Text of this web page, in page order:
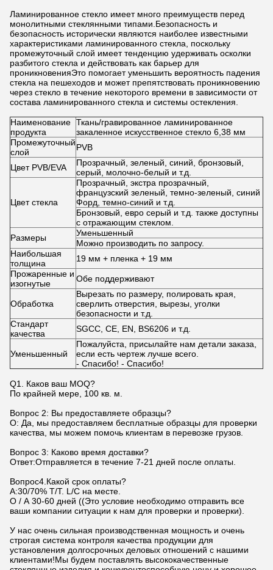
Ламинированное стекло имеет много преимуществ перед
монолитными стеклянными типами.Безопасность и
безопасность исторически являются наиболее известными
характеристиками ламинированного стекла, поскольку
промежуточный слой имеет тенденцию удерживать осколки
разбитого стекла и действовать как барьер для
проникновенияЭто помогает уменьшить вероятность падения
стекла на пешеходов и может препятствовать проникновению
через стекло в течение некоторого времени в зависимости от
состава ламинированного стекла и системы остекления.
Наименование
продукта
Ткань/гравированное ламинированное
закаленное искусственное стекло 6,38 мм
Промежуточный
слой
PVB
Цвет PVB/EVA
Прозрачный, зеленый, синий, бронзовый,
серый, молочно-белый и т.д.
Цвет стекла
Прозрачный, экстра прозрачный,
французский зеленый, темно-зеленый, синий
Форд, темно-синий и т.д.
Бронзовый, евро серый и т.д. также доступны
с отражающим стеклом.
Размеры
Уменьшенный
Можно производить по запросу.
Наибольшая
толщина
19 мм + пленка + 19 мм
Прожаренные и
изогнутые
Обе поддерживают
Обработка
Вырезать по размеру, полировать края,
сверлить отверстия, вырезы, уголки
безопасности и т.д.
Стандарт
качества
SGCC, CE, EN, BS6206 и т.д.
Уменьшенный
Пожалуйста, присылайте нам детали заказа,
если есть чертеж лучше всего.
- Спасибо! - Спасибо!
Q1. Каков ваш MOQ?
По крайней мере, 100 кв. м.
Вопрос 2: Вы предоставляете образцы?
О: Да, мы предоставляем бесплатные образцы для проверки
качества, мы можем помочь клиентам в перевозке грузов.
Вопрос 3: Каково время доставки?
Ответ:Отправляется в течение 7-21 дней после оплаты.
Вопрос4.Какой срок оплаты?
A:30/70% T/T. L/C на месте.
О / А 30-60 дней ((Это условие необходимо отправить все
ваши компании ситуации к нам для проверки и проверки).
У нас очень сильная производственная мощность и очень
строгая система контроля качества продукции для
установления долгосрочных деловых отношений с нашими
клиентами!Мы будем поставлять высококачественные